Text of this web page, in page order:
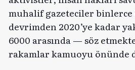
muhalif gazeteciler
devrimden 2020’ye kadar
6000 arasında — söz
rakamlar kamuoyu önünde